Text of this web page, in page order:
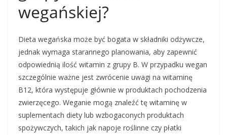
wegańskiej?
Dieta wegańska może być bogata w składniki odżywcze,
jednak wymaga starannego planowania, aby zapewnić
odpowiednią ilość witamin z grupy B. W przypadku wegan
szczególnie ważne jest zwrócenie uwagi na witaminę
B12, która występuje głównie w produktach pochodzenia
zwierzęcego. Weganie mogą znaleźć tę witaminę w
suplementach diety lub wzbogaconych produktach
spożywczych, takich jak napoje roślinne czy płatki